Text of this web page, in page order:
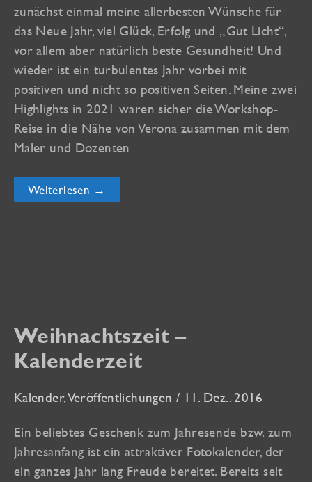
zunächst einmal meine allerbesten Wünsche für
das Neue Jahr, viel Glück, Erfolg und „Gut Licht“,
vor allem aber natürlich beste Gesundheit! Und
wieder ist ein turbulentes Jahr vorbei mit
positiven und nicht so positiven Seiten. Meine zwei
Highlights in 2021 waren sicher die Workshop-
Reise in die Nähe von Verona zusammen mit dem
Maler und Dozenten
Newsletter
Nr.
Weiterlesen →
Weihnachtszeit –
Kalenderzeit
Kalender,Veröffentlichungen / 11. Dez.. 2016
Ein beliebtes Geschenk zum Jahresende bzw. zum
Jahresanfang ist ein attraktiver Fotokalender, der
ein ganzes Jahr lang Freude bereitet. Bereits seit